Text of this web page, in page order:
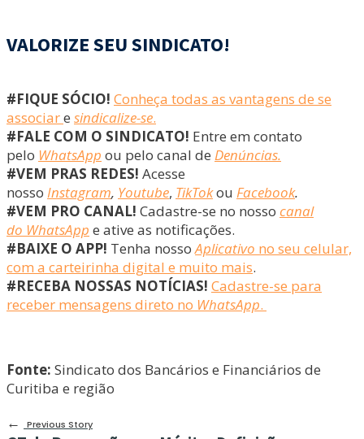
VALORIZE SEU SINDICATO!
#FIQUE SÓCIO! Conheça todas as vantagens de se
associare sindicalize-se.
#FALE COM O SINDICATO! Entre em contato
pelo WhatsApp ou pelo canal de Denúncias.
#VEM PRAS REDES! Acesse
nosso Instagram, Youtube, TikTokou Facebook.
#VEM PRO CANAL! Cadastre-se no nosso canal
do WhatsApp e ative as notificações.
#BAIXE O APP! Tenha nossoAplicativo no seu celular,
com a carteirinha digital e muito mais.
#RECEBA NOSSAS NOTÍCIAS! Cadastre-se para
receber mensagens direto no WhatsApp.
Fonte: Sindicato dos Bancários e Financiários de
Curitiba e região
←
Previous Story